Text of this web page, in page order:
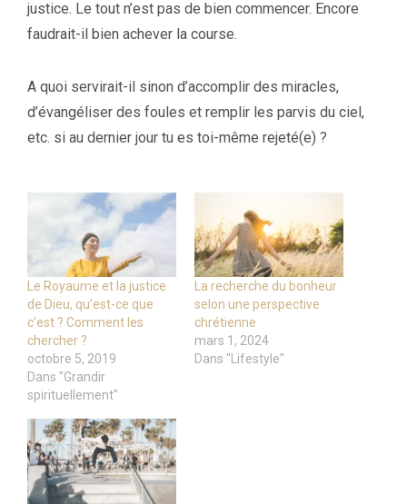
justice. Le tout n’est pas de bien commencer. Encore
faudrait-il bien achever la course.
A quoi servirait-il sinon d’accomplir des miracles,
d’évangéliser des foules et remplir les parvis du ciel,
etc. si au dernier jour tu es toi-même rejeté(e) ?
Le Royaume et la justice
de Dieu, qu’est-ce que
c’est ? Comment les
chercher ?
octobre 5, 2019
Dans "Grandir
spirituellement"
La recherche du bonheur
selon une perspective
chrétienne
mars 1, 2024
Dans "Lifestyle"